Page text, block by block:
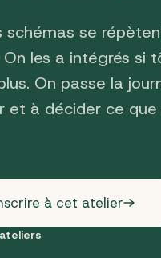
schémas se
On les a intégrés si
On passe la
et à décider ce que
à cet atelier